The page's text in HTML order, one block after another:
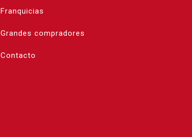
Franquicias
Grandes compradores
Contacto